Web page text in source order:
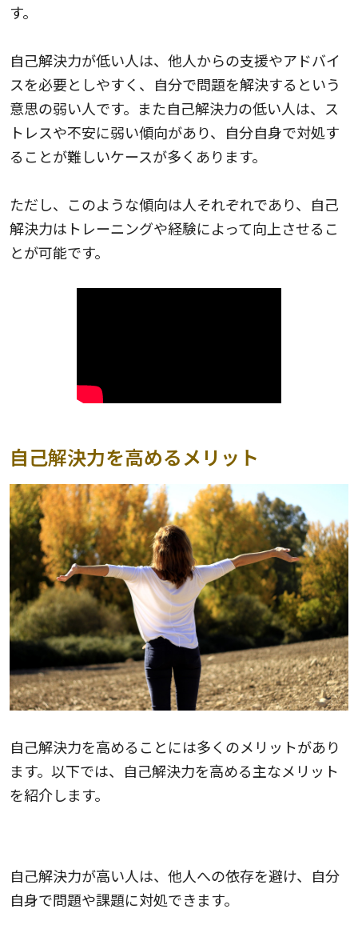
す。
自己解決力が低い人は、他人からの支援やアドバイ
スを必要としやすく、自分で問題を解決するという
意思の弱い人です。また自己解決力の低い人は、ス
トレスや不安に弱い傾向があり、自分自身で対処す
ることが難しいケースが多くあります。
ただし、このような傾向は人それぞれであり、自己
解決力はトレーニングや経験によって向上させるこ
とが可能です。
自己解決力を高めるメリット
自己解決力を高めることには多くのメリットがあり
ます。以下では、自己解決力を高める主なメリット
を紹介します。
自己解決力が高い人は、他人への依存を避け、自分
自身で問題や課題に対処できます。